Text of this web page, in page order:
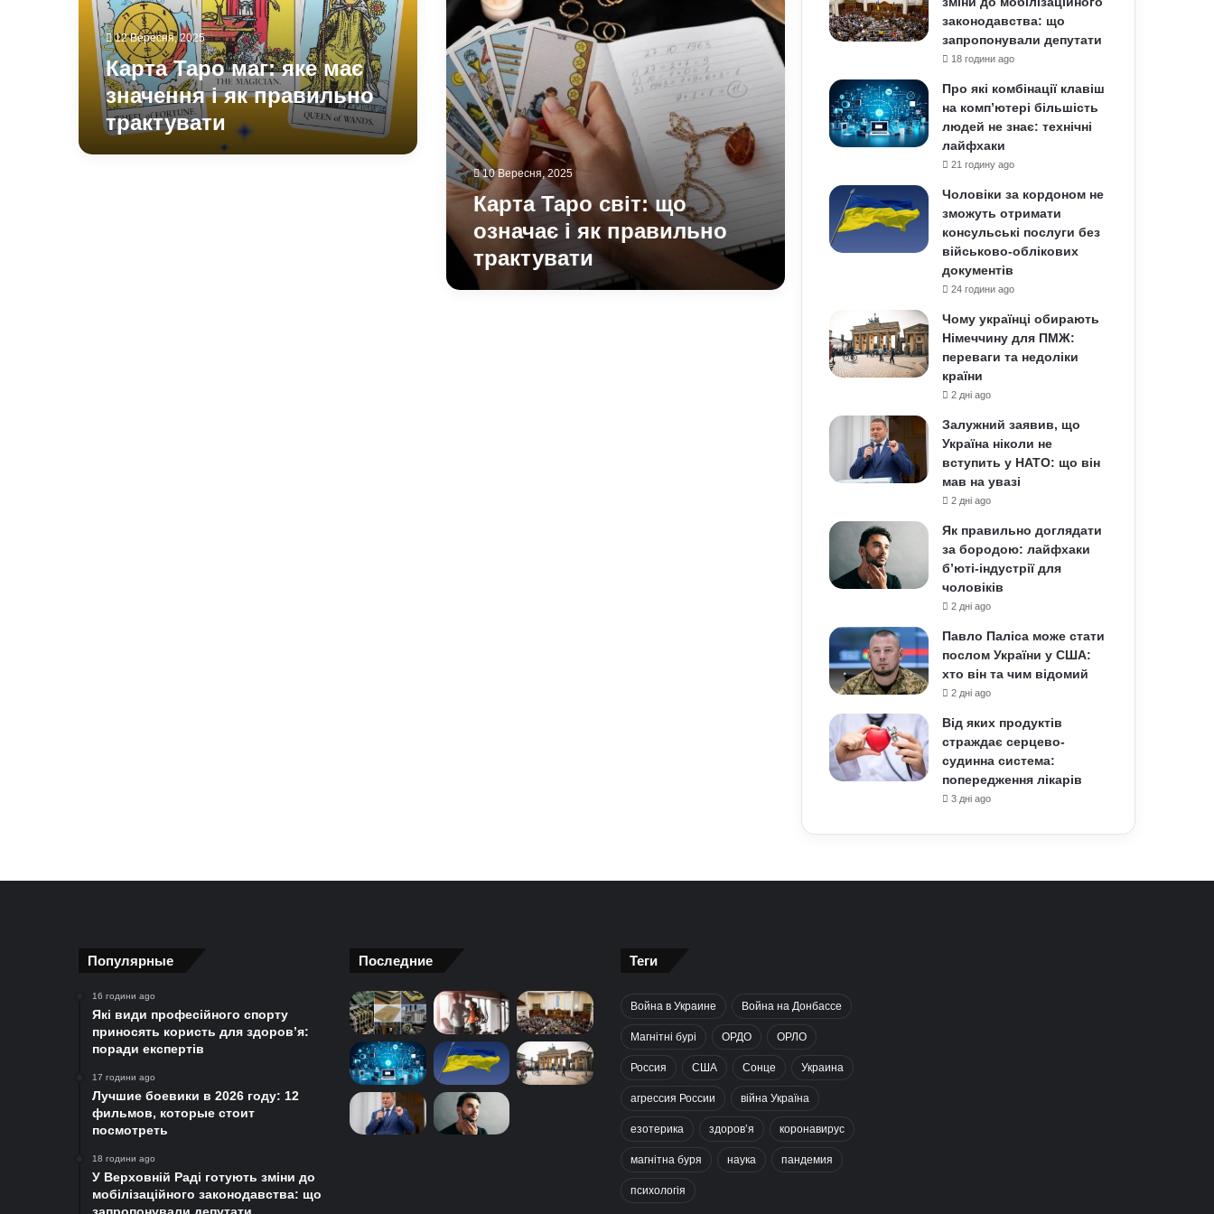
правильно
трактувати
12 Вересня, 2025
Карта Таро маг: яке має
значення і як правильно
трактувати
як
правильно
трактувати
10 Вересня, 2025
Карта Таро світ: що
означає і як правильно
трактувати
законодавства: що
запропонували депутати
18 години ago
Про які комбінації клавіш
на комп’ютері більшість
людей не знає: технічні
лайфхаки
21 годину ago
Чоловіки за кордоном не
зможуть отримати
консульські послуги без
військово-облікових
документів
24 години ago
Чому українці обирають
Німеччину для ПМЖ:
переваги та недоліки
країни
2 дні ago
Залужний заявив, що
Україна ніколи не
вступить у НАТО: що він
мав на увазі
2 дні ago
Як правильно доглядати
за бородою: лайфхаки
б’юті-індустрії для
чоловіків
2 дні ago
Павло Паліса може стати
послом України у США:
хто він та чим відомий
2 дні ago
Від яких продуктів
страждає серцево-
судинна система:
попередження лікарів
3 дні ago
Популярные
16 години ago
Які види професійного спорту
приносять користь для здоров’я:
поради експертів
17 години ago
Лучшие боевики в 2026 году: 12
фильмов, которые стоит
посмотреть
18 години ago
У Верховній Раді готують зміни до
мобілізаційного законодавства: що
Последние Теги
Война в Украине Война на Донбассе
Магнітні бурі ОРДО ОРЛО
Россия США Сонце Украина
агрессия России війна Україна
езотерика здоров’я коронавирус
магнітна буря наука пандемия
психологія